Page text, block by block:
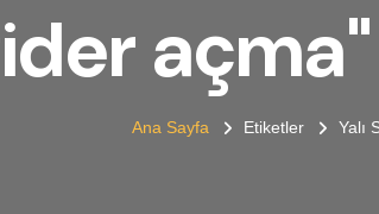
Ana Sayfa Etiketler Yalı